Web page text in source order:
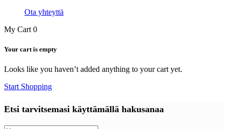
Ota yhteyttä
My Cart 0
Your cart is empty
Looks like you haven’t added anything to your cart yet.
Start Shopping
Etsi tarvitsemasi käyttämällä hakusanaa